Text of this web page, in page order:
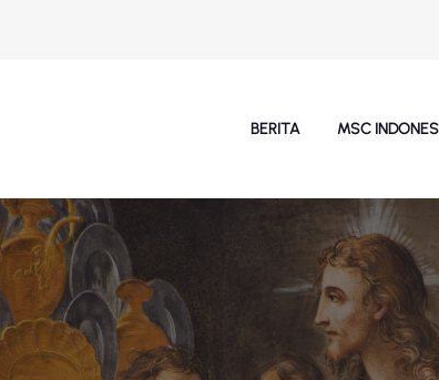
BERITA MSC